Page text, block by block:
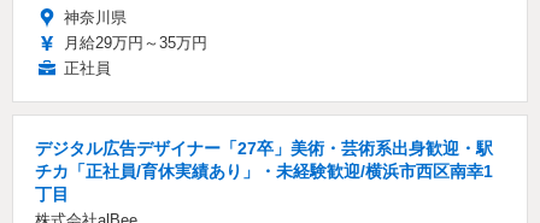
神奈川県
月給29万円～35万円
正社員
デジタル広告デザイナー「27卒」美術・芸術系出身歓迎・駅
チカ「正社員/育休実績あり」・未経験歓迎/横浜市西区南幸1
丁目